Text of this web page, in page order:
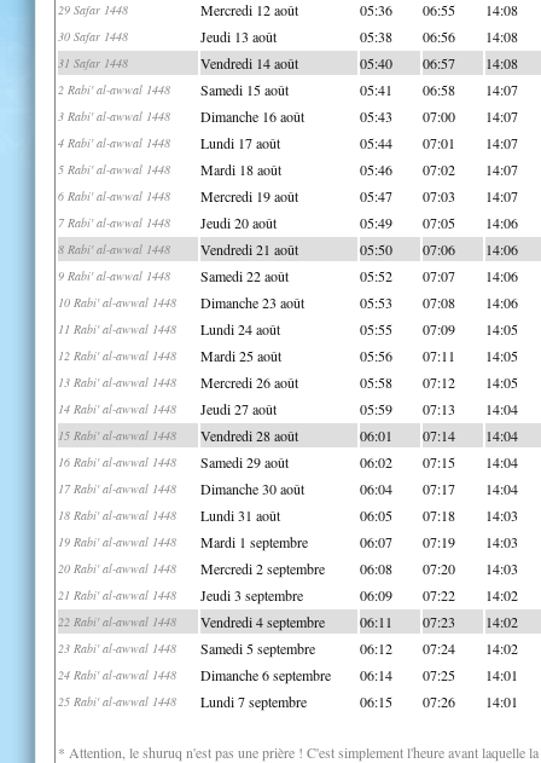
29 Safar 1448 Mercredi 12 août 05:36 06:55 14:08
30 Safar 1448 Jeudi 13 août 05:38 06:56 14:08
31 Safar 1448 Vendredi 14 août 05:40 06:57 14:08
2 Rabi' al-awwal 1448 Samedi 15 août 05:41 06:58 14:07
3 Rabi' al-awwal 1448 Dimanche 16 août 05:43 07:00 14:07
4 Rabi' al-awwal 1448 Lundi 17 août 05:44 07:01 14:07
5 Rabi' al-awwal 1448 Mardi 18 août 05:46 07:02 14:07
6 Rabi' al-awwal 1448 Mercredi 19 août 05:47 07:03 14:07
7 Rabi' al-awwal 1448 Jeudi 20 août 05:49 07:05 14:06
8 Rabi' al-awwal 1448 Vendredi 21 août 05:50 07:06 14:06
9 Rabi' al-awwal 1448 Samedi 22 août 05:52 07:07 14:06
10 Rabi' al-awwal 1448 Dimanche 23 août 05:53 07:08 14:06
11 Rabi' al-awwal 1448 Lundi 24 août 05:55 07:09 14:05
12 Rabi' al-awwal 1448 Mardi 25 août 05:56 07:11 14:05
13 Rabi' al-awwal 1448 Mercredi 26 août 05:58 07:12 14:05
14 Rabi' al-awwal 1448 Jeudi 27 août 05:59 07:13 14:04
15 Rabi' al-awwal 1448 Vendredi 28 août 06:01 07:14 14:04
16 Rabi' al-awwal 1448 Samedi 29 août 06:02 07:15 14:04
17 Rabi' al-awwal 1448 Dimanche 30 août 06:04 07:17 14:04
18 Rabi' al-awwal 1448 Lundi 31 août 06:05 07:18 14:03
19 Rabi' al-awwal 1448 Mardi 1 septembre 06:07 07:19 14:03
20 Rabi' al-awwal 1448 Mercredi 2 septembre 06:08 07:20 14:03
21 Rabi' al-awwal 1448 Jeudi 3 septembre 06:09 07:22 14:02
22 Rabi' al-awwal 1448 Vendredi 4 septembre 06:11 07:23 14:02
23 Rabi' al-awwal 1448 Samedi 5 septembre 06:12 07:24 14:02
24 Rabi' al-awwal 1448 Dimanche 6 septembre 06:14 07:25 14:01
25 Rabi' al-awwal 1448 Lundi 7 septembre 06:15 07:26 14:01
* Attention, le shuruq n'est pas une prière ! C'est simplement l'heure avant laquelle